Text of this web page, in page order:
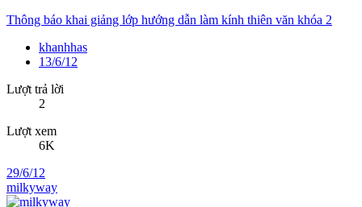
Thông báo khai giảng lớp hướng dẫn làm kính thiên văn khóa 2
khanhhas
13/6/12
Lượt trả lời
2
Lượt xem
6K
29/6/12
milkyway